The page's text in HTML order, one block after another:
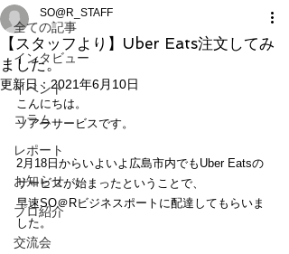
全ての記事
インタビュー
イベント
コラム
レポート
お知らせ
プロ紹介
交流会
【スタッフより】Uber Eats注文してみ
ました。
SO@R_STAFF
更新日：2021年6月10日
こんにちは。
ソアラサービスです。
2月18日からいよいよ広島市内でもUber Eatsの
サービスが始まったということで、
早速SO＠Rビジネスポートに配達してもらいま
した。